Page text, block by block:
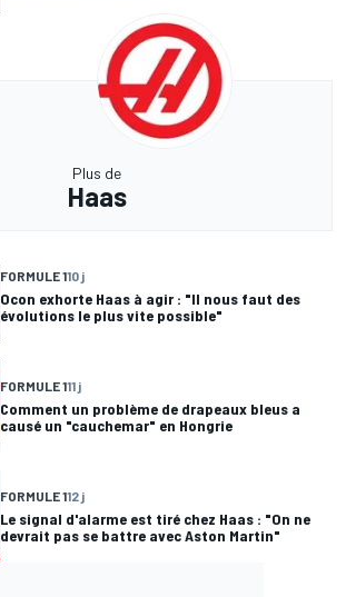
Plus de
Haas
FORMULE 110 j
Ocon exhorte Haas à agir : "Il nous faut des
évolutions le plus vite possible"
FORMULE 111 j
Comment un problème de drapeaux bleus a
causé un "cauchemar" en Hongrie
FORMULE 112 j
Le signal d'alarme est tiré chez Haas : "On ne
devrait pas se battre avec Aston Martin"